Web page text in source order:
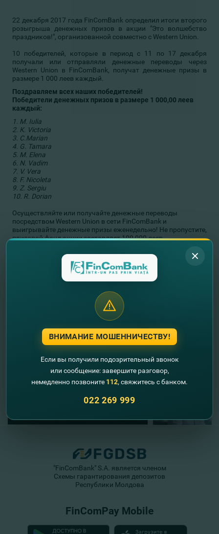
22 декабря 2017 года FinComBank определил итоги второго
розыгрыша денежных призов в акции "Это волшебство
праздников!", организованной совместно с Western Union.
10 победителей, которые в период с 11 по 17 декабря
получали или отправляли денежные переводы через
Western Union в FinComBank, получат денежные призы в
размере 1 000 леев каждый.
Поздравляем всех наших победителей!
Победители денежных призов в размере 1 000,00 леев
каждый:
1. M. Iulia
2. K. Victoria
3. C.Marian
4. G. Tamara
5. M. Elena
6. N. Vadim
7. V. Vera
8. F. Nicoleta
9. Z. Sergiu
10. R. Dorian
Осуществляйте или получайте денежные переводы
посредством Western Union в сети FinComBank и
выигрывайте денежные призы еженедельно! Не пропустите,
призовой фонд акции составляет 100 000 леев.
Полные условия и регламент акции найдете тут:
https://fincombank.com/ru/special-nye-predlozenia/eto-
volsebstvo-prazdnikov-vmeste-s-western-union-i-fincombank/
Другие новости
"FinComBank" S.A. является членом
Схемы гарантирования депозитов
Республики Молдова
FinComPay Mobile
ВНИМАНИЕ МОШЕННИЧЕСТВУ!
Если вы получили подозрительный звонок
или сообщение: завершите разговор,
немедленно позвоните 112, свяжитесь с банком.
022 269 999